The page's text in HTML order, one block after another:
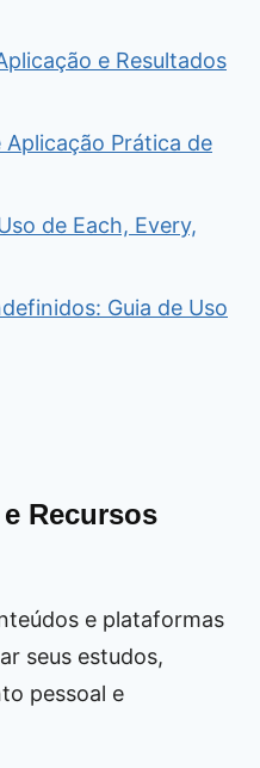
e Resultados
Aplicação Prática de
de Each, Every,
Guia de Uso
Recursos
e plataformas
seus estudos,
pessoal e